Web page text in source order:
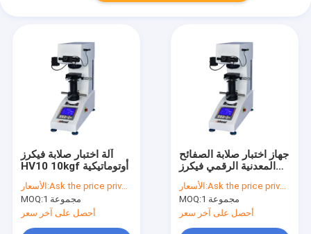
آلة اختبار صلابة فيكرز
HV10 10kgf أوتوماتيكية
الأسعار:Ask the price privately
MOQ:
1 مجموعة
أحصل على آخر سعر
جهاز اختبار صلابة الصفائح
المعدنية الرقمي فيكرز
30kgf HV30
الأسعار:Ask the price privately
MOQ:
1 مجموعة
أحصل على آخر سعر